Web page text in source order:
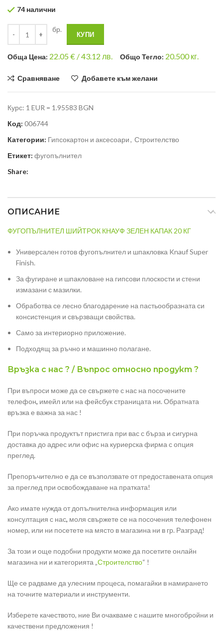
74 налични
бр.
КУПИ
Общa Цена: 22.05€ /43.12 лв. Общо Тегло: 20.500кг.
Сравняване Добавете към желани
Курс: 1 EUR = 1.95583 BGN
Код: 006744
Категории: Гипсокартон и аксесоари, Строителство
Етикет: фугопълнител
Share:
ОПИСАНИЕ
ФУГОПЪЛНИТЕЛ ШИЙТРОК КНАУФ ЗЕЛЕН КАПАК 20 КГ
Универсален готов фугопълнител и шпакловка Knauf Super
Finish.
За фугиране и шпакловане на гипсови плоскости и стени
измазани с мазилки.
Обработва се лесно благодарение на пастьообразната си
консистенция и свързващи свойства.
Само за интериорно приложение.
Подходящ за ръчно и машинно полагане.
Връзка с нас ? / Въпрос относно продукт ?
При въпроси може да се свържете с нас на посочените
телефон, имейл или на фейсбук страницата ни. Обратната
връзка е важна за нас !
При поръчка продуктът пристига при вас с бърза и сигурна
доставка до адрес или офис на куриерска фирма с опция
преглед.
Препоръчително е да се възползвате от предоставената опция
за преглед при освобождаване на пратката!
Ако имате нужда от допълнителна информация или
консултация с нас, моля свържете се на посочения телефонен
номер, или ни посетете на място в магазина ни в гр. Разград!
За този и още подобни продукти може да посетите онлайн
магазина ни и категорията „Строителство“ !
Ще се радваме да улесним процеса, помагайки в намирането
на точните материали и инструменти.
Изберете качеството, ние Ви очакваме с нашите многобройни и
качествени предложения !